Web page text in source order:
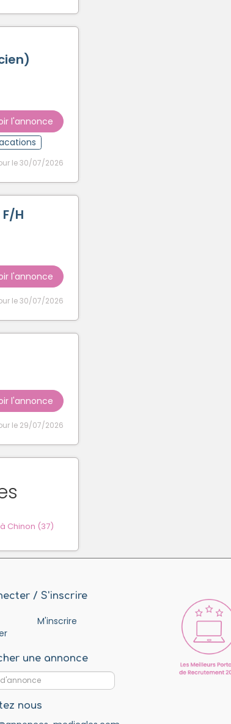
l'annonce
le 30/07/2026
H
l'annonce
le 30/07/2026
l'annonce
le 29/07/2026
Chinon (37)
/ S'inscrire
M'inscrire
une annonce
nous